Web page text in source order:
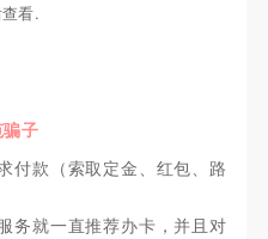
看.
子
付款（索取定金、红包、路
务就一直推荐办卡，并且对